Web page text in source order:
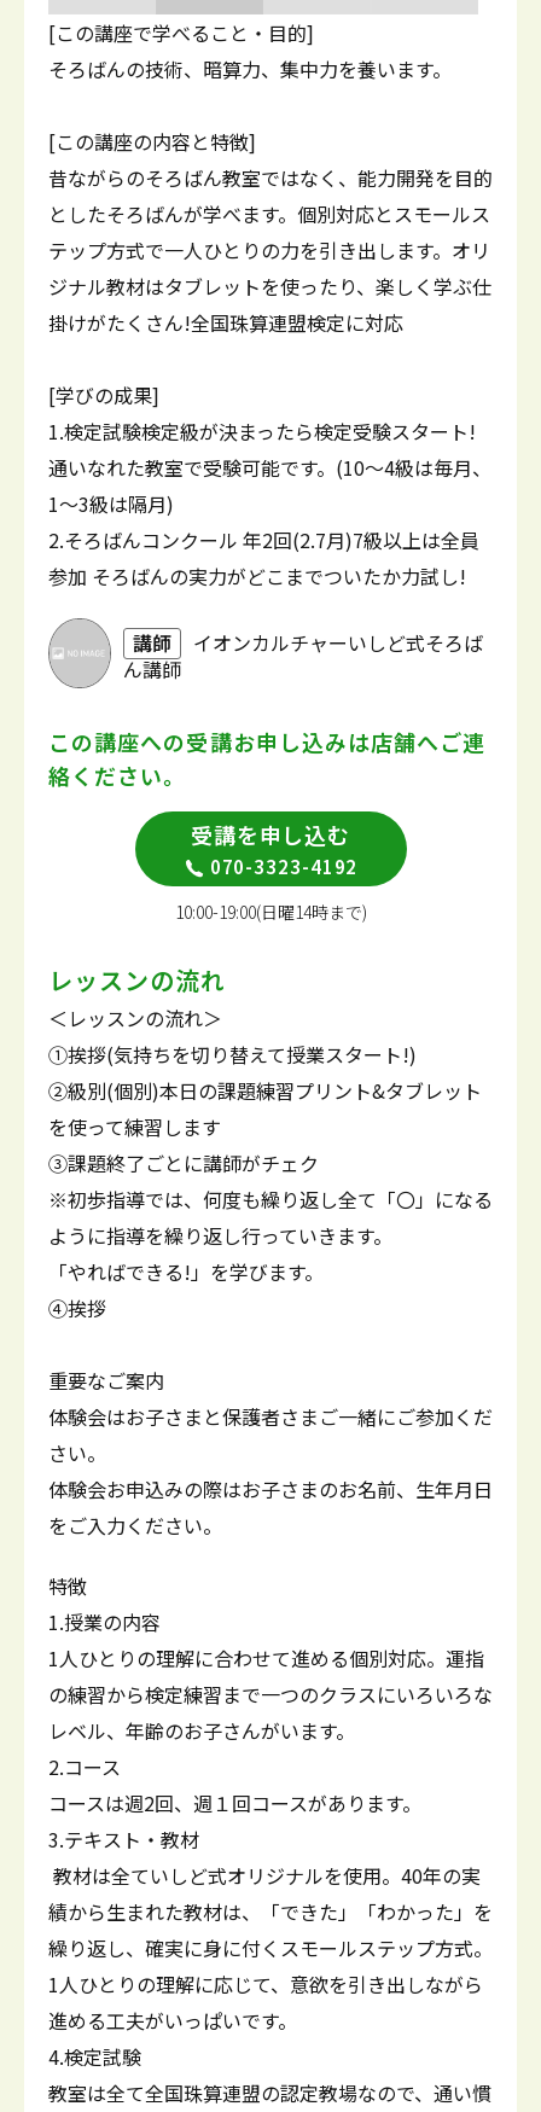
[この講座で学べること・目的]
そろばんの技術、暗算力、集中力を養います。
[この講座の内容と特徴]
昔ながらのそろばん教室ではなく、能力開発を目的
としたそろばんが学べます。個別対応とスモールス
テップ方式で一人ひとりの力を引き出します。オリ
ジナル教材はタブレットを使ったり、楽しく学ぶ仕
掛けがたくさん!全国珠算連盟検定に対応
[学びの成果]
1.検定試験検定級が決まったら検定受験スタート!
通いなれた教室で受験可能です。(10～4級は毎月、
1～3級は隔月)
2.そろばんコンクール 年2回(2.7月)7級以上は全員
参加 そろばんの実力がどこまでついたか力試し!
講師
イオンカルチャーいしど式そろば
ん講師
この講座への受講お申し込みは店舗へご連
絡ください。
受講を申し込む
070-3323-4192
10:00-19:00(日曜14時まで)
レッスンの流れ
＜レッスンの流れ＞
①挨拶(気持ちを切り替えて授業スタート!)
②級別(個別)本日の課題練習プリント&タブレット
を使って練習します
③課題終了ごとに講師がチェク
※初歩指導では、何度も繰り返し全て「〇」になる
ように指導を繰り返し行っていきます。
「やればできる!」を学びます。
④挨拶
重要なご案内
体験会はお子さまと保護者さまご一緒にご参加くだ
さい。
体験会お申込みの際はお子さまのお名前、生年月日
をご入力ください。
特徴
1.授業の内容
1人ひとりの理解に合わせて進める個別対応。運指
の練習から検定練習まで一つのクラスにいろいろな
レベル、年齢のお子さんがいます。
2.コース
コースは週2回、週１回コースがあります。
3.テキスト・教材
教材は全ていしど式オリジナルを使用。40年の実
績から生まれた教材は、「できた」「わかった」を
繰り返し、確実に身に付くスモールステップ方式。
1人ひとりの理解に応じて、意欲を引き出しながら
進める工夫がいっぱいです。
4.検定試験
教室は全て全国珠算連盟の認定教場なので、通い慣